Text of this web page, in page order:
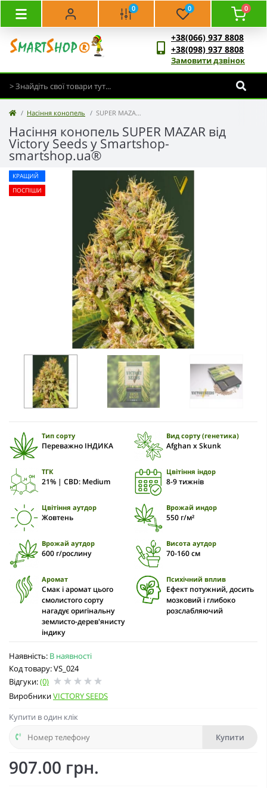
0 0 0
+38(066) 937 8808
+38(098) 937 8808
Замовити дзвінок
Насіння конопель SUPER MAZAR - Victory Seeds
Насіння конопель SUPER MAZAR від
Victory Seeds у Smartshop-
smartshop.ua®
Наявність: В наявності
Код товару: VS_024
Відгуки:(0)
ВиробникиVICTORY SEEDS
КРАЩИЙ
ПОСПІШИ
Тип сорту
Переважно ІНДИКА
Вид сорту (генетика)
Afghan x Skunk
ТГК
21% | CBD: Medium
Цвітіння індор
8-9 тижнів
Цвітіння аутдор
Жовтень
Врожай индор
550 г/м²
Врожай аутдор
600 г/рослину
Висота аутдор
70-160 см
Аромат
Смак і аромат цього
смолистого сорту
нагадує оригінальну
землисто-дерев'янисту
індику
Психічний вплив
Ефект потужний, досить
мозковий і глибоко
розслабляючий
Купити в один клік
Купити
907.00 грн.